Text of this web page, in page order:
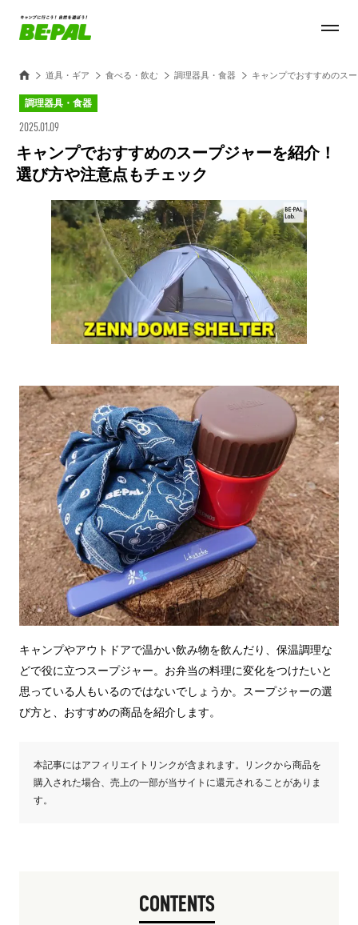
道具・ギア 食べる・飲む 調理器具・食器 キャンプでおすすめのス
調理器具・食器
2025.01.09
キャンプでおすすめのスープジャーを紹介！
選び方や注意点もチェック
キャンプやアウトドアで温かい飲み物を飲んだり、保温調理な
どで役に立つスープジャー。お弁当の料理に変化をつけたいと
思っている人もいるのではないでしょうか。スープジャーの選
び方と、おすすめの商品を紹介します。
本記事にはアフィリエイトリンクが含まれます。リンクから商品を
購入された場合、売上の一部が当サイトに還元されることがありま
す。
CONTENTS